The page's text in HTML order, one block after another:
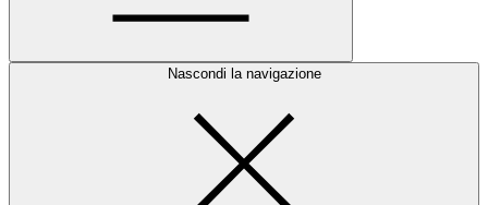
Nascondi la navigazione